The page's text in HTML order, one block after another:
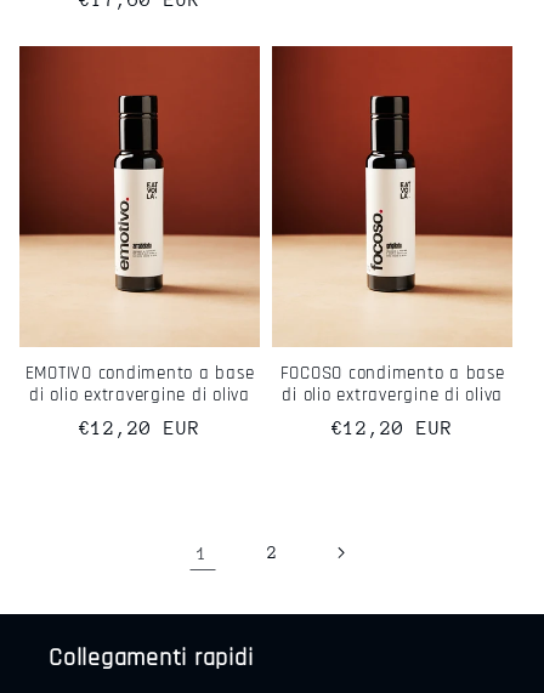
EMOTIVO condimento a base
di olio extravergine di oliva
Prezzo
€12,20 EUR
FOCOSO condimento a base
di olio extravergine di oliva
Prezzo
€12,20 EUR
1 2
Collegamenti rapidi